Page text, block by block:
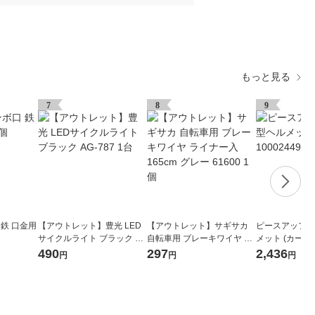
もっと見る
口金用
7
【アウトレット】豊光 LED
サイクルライト ブラック AG
-787 1台
490円
8
【アウトレット】サギサカ
自転車用 ブレーキワイヤ ラ
イナー入 165cm グレー 616
297円
9
ピースアップ
メット (カー
H 1個
2,436円